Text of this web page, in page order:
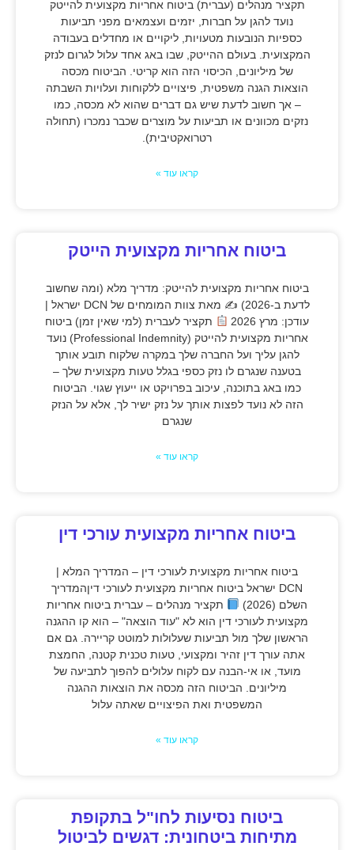
תקציר מנהלים (עברית) ביטוח אחריות מקצועית להייטק
נועד להגן על חברות, יזמים ועצמאים מפני תביעות
כספיות הנובעות מטעויות, ליקויים או מחדלים בעבודה
המקצועית. בעולם ההייטק, שבו באג אחד עלול לגרום לנזק
של מיליונים, הכיסוי הזה הוא קריטי. הביטוח מכסה
הוצאות הגנה משפטית, פיצויים ללקוחות ועלויות השבתה
– אך חשוב לדעת שיש גם דברים שהוא לא מכסה, כמו
נזקים מכוונים או תביעות על מוצרים שכבר נמכרו (תחולה
רטרואקטיבית).
קראו עוד »
ביטוח אחריות מקצועית הייטק
ביטוח אחריות מקצועית להייטק: מדריך מלא (ומה שחשוב
לדעת ב-2026) ✍
מאת צוות המומחים של DCN ישראל |
עודכן: מרץ 2026
תקציר לעברית (למי שאין זמן) ביטוח
אחריות מקצועית להייטק (Professional Indemnity) נועד
להגן עליך ועל החברה שלך במקרה שלקוח תובע אותך
בטענה שנגרם לו נזק כספי בגלל טעות מקצועית שלך –
כמו באג בתוכנה, עיכוב בפרויקט או ייעוץ שגוי. הביטוח
הזה לא נועד לפצות אותך על נזק ישיר לך, אלא על הנזק
שנגרם
קראו עוד »
ביטוח אחריות מקצועית עורכי דין
ביטוח אחריות מקצועית לעורכי דין – המדריך המלא |
DCN ישראל ביטוח אחריות מקצועית לעורכי דיןהמדריך
השלם (2026)
תקציר מנהלים – עברית ביטוח אחריות
מקצועית לעורכי דין הוא לא "עוד הוצאה" – הוא קו ההגנה
הראשון שלך מול תביעות שעלולות למוטט קריירה. גם אם
אתה עורך דין זהיר ומקצועי, טעות טכנית קטנה, החמצת
מועד, או אי-הבנה עם לקוח עלולים להפוך לתביעה של
מיליונים. הביטוח הזה מכסה את הוצאות ההגנה
המשפטית ואת הפיצויים שאתה עלול
קראו עוד »
ביטוח נסיעות לחו"ל בתקופת
מתיחות ביטחונית: דגשים לביטול